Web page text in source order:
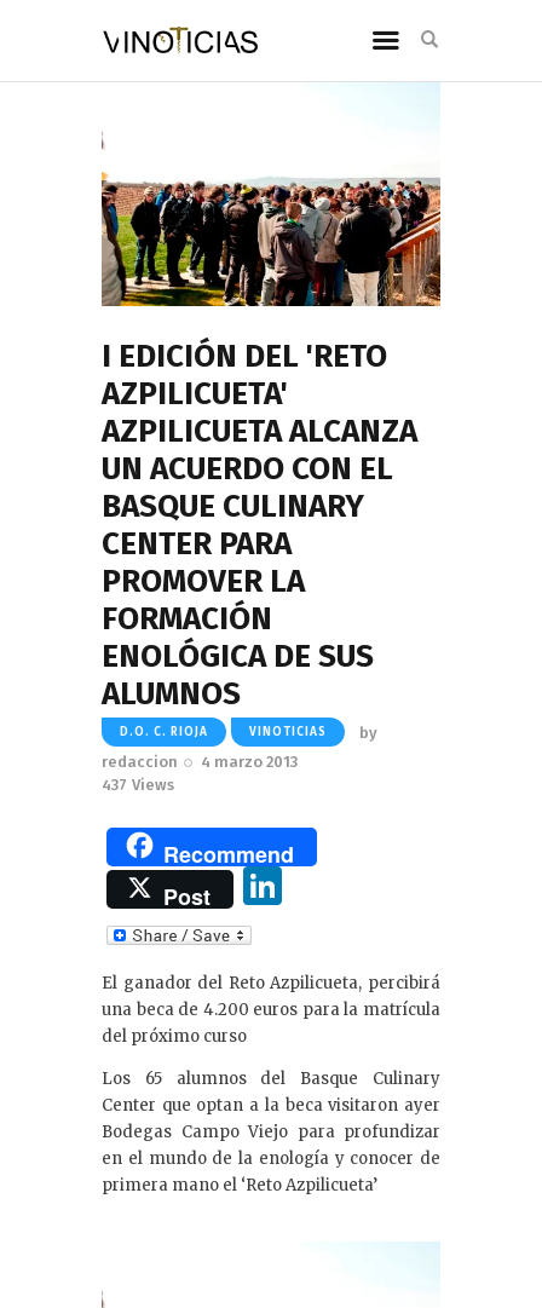
I EDICIÓN DEL 'RETO
AZPILICUETA'
AZPILICUETA ALCANZA
UN ACUERDO CON EL
BASQUE CULINARY
CENTER PARA
PROMOVER LA
FORMACIÓN
ENOLÓGICA DE SUS
ALUMNOS
D.O. C. RIOJA VINOTICIAS
by
redaccion
4 marzo 2013
437 Views
Recommend
Post
k
e
n
El ganador del Reto Azpilicueta, percibirá
una beca de 4.200 euros para la matrícula
del próximo curso
Los 65 alumnos del Basque Culinary
Center que optan a la beca visitaron ayer
Bodegas Campo Viejo para profundizar
en el mundo de la enología y conocer de
primera mano el ‘Reto Azpilicueta’